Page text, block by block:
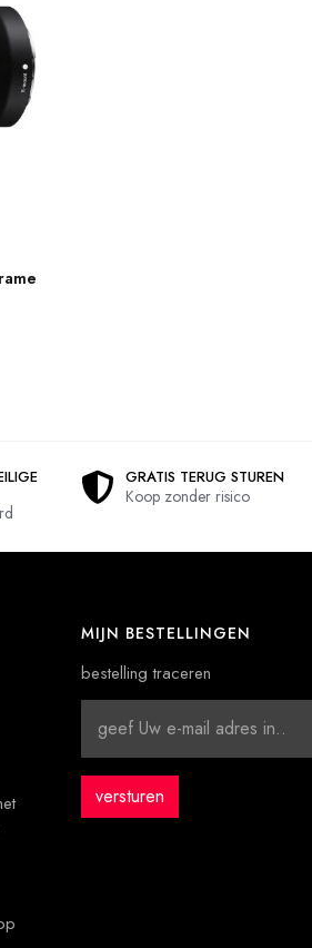
GRATIS TERUG STUREN
Koop zonder risico
MIJN BESTELLINGEN
bestelling traceren